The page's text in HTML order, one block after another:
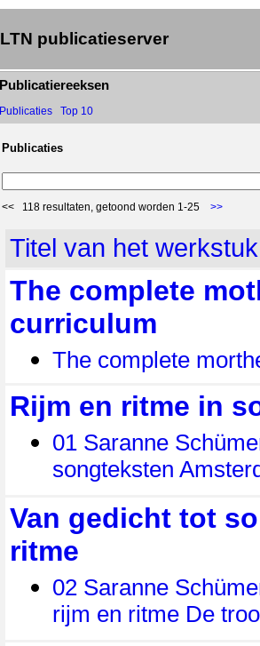
LTN publicatieserver
Publicatiereeksen
Publicaties Top 10
Publicaties
<< 118 resultaten, getoond worden 1-25 >>
Titel van het werkstuk
The complete
curriculum
The complete
Rijm en ritme in
01 Saranne
songteksten
Van gedicht tot
ritme
02 Saranne
rijm en ritme De